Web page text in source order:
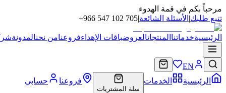
مرحباً بكم في قمة الهدوء
تتبع طلبك| الأسئلة الشائعة|
+966 547 102 705
الرئيسيةخدماتنا المنتجاتالعروضباقات الإهداءفروعنامن نحنالمدونة
EN
الرئيسية
الخدمات
سلة المشتريات
فروعنا حسابي